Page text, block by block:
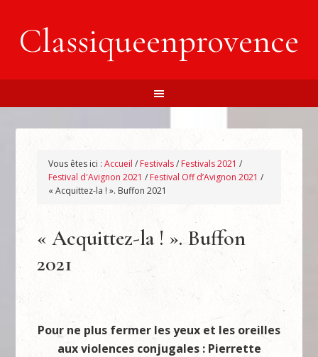
Classiqueenprovence
Vous êtes ici :Accueil / Festivals/ Festivals 2021 /
Festival d'Avignon 2021 / Festival Off d’Avignon 2021 /
« Acquittez-la ! ». Buffon 2021
« Acquittez-la ! ». Buffon
2021
Pour ne plus fermer les yeux et les oreilles
aux violences conjugales : Pierrette